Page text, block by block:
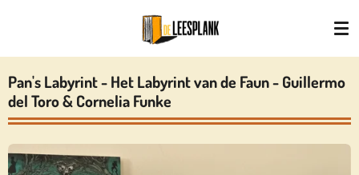
naar
de
hoofdinhoud
Pan's Labyrint - Het Labyrint van de Faun - Guillermo
del Toro & Cornelia Funke